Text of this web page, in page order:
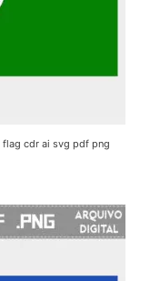
flag cdr ai svg pdf png